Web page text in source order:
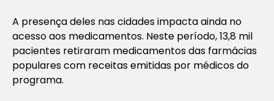
A presença deles nas cidades impacta ainda no
acesso aos medicamentos. Neste período, 13,8 mil
pacientes retiraram medicamentos das farmácias
populares com receitas emitidas por médicos do
programa.